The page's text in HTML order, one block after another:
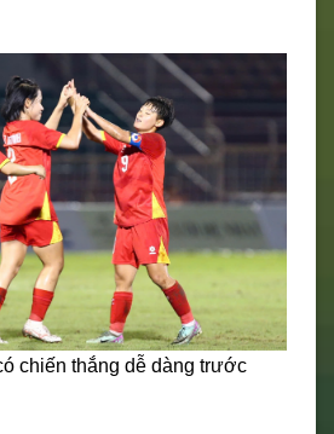
chiến thắng dễ dàng trước